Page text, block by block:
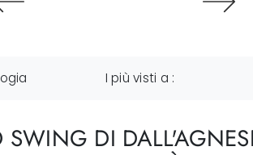
I più visti a :
SWING DI